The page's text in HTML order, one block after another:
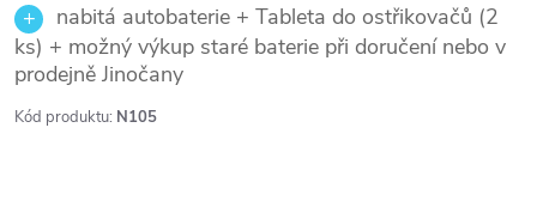
nabitá autobaterie + Tableta do ostřikovačů (2
ks) + možný výkup staré baterie při doručení nebo v
prodejně Jinočany
Kód produktu: N105